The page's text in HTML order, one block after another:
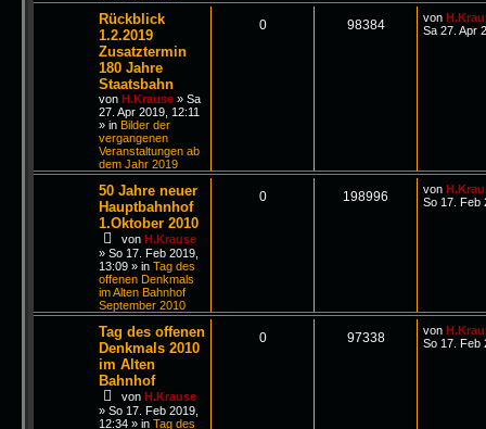
Rückblick
1.2.2019
Zusatztermin
180 Jahre
Staatsbahn
von H.Krause » Sa
27. Apr 2019, 12:11
» in Bilder der
vergangenen
Veranstaltungen ab
dem Jahr 2019
0 98384 von
Sa 27. Apr
50 Jahre neuer
Hauptbahnhof
1.Oktober 2010
von H.Krause
» So 17. Feb 2019,
13:09 » in Tag des
offenen Denkmals
im Alten Bahnhof
September 2010
0 198996 von
So 17. Feb
Tag des offenen
Denkmals 2010
im Alten
Bahnhof
von H.Krause
» So 17. Feb 2019,
12:34 » in Tag des
0 97338 von
So 17. Feb